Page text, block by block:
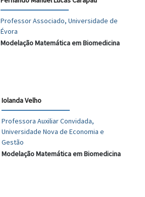
Professor Associado, Universidade de
Évora
Modelação Matemática em Biomedicina
Iolanda Velho
Professora Auxiliar Convidada,
Universidade Nova de Economia e
Gestão
Modelação Matemática em Biomedicina